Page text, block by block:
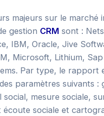
majeurs sur le marché
gestion CRM sont :
IBM, Oracle, Jive
Microsoft, Lithium,
Par type, le rapport
paramètres suivants :
social, mesure sociale,
écoute sociale et